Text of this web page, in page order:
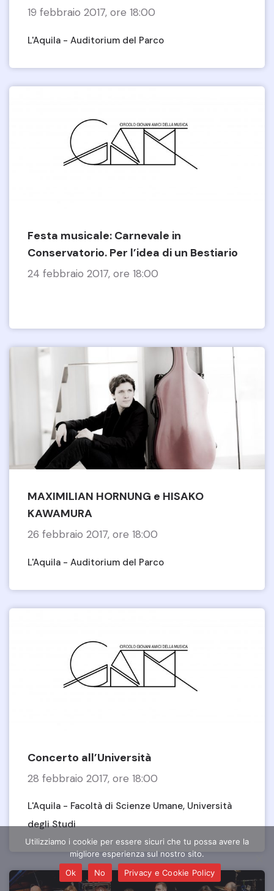
19 febbraio 2017, ore 18:00
L'Aquila - Auditorium del Parco
Festa musicale: Carnevale in
Conservatorio. Per l’idea di un Bestiario
24 febbraio 2017, ore 18:00
MAXIMILIAN HORNUNG e HISAKO
KAWAMURA
26 febbraio 2017, ore 18:00
L'Aquila - Auditorium del Parco
Concerto all’Università
28 febbraio 2017, ore 18:00
L'Aquila - Facoltà di Scienze Umane, Università
degli Studi
Utilizziamo i cookie per essere sicuri che tu possa avere la
migliore esperienza sul nostro sito.
Ok
No Privacy e Cookie Policy